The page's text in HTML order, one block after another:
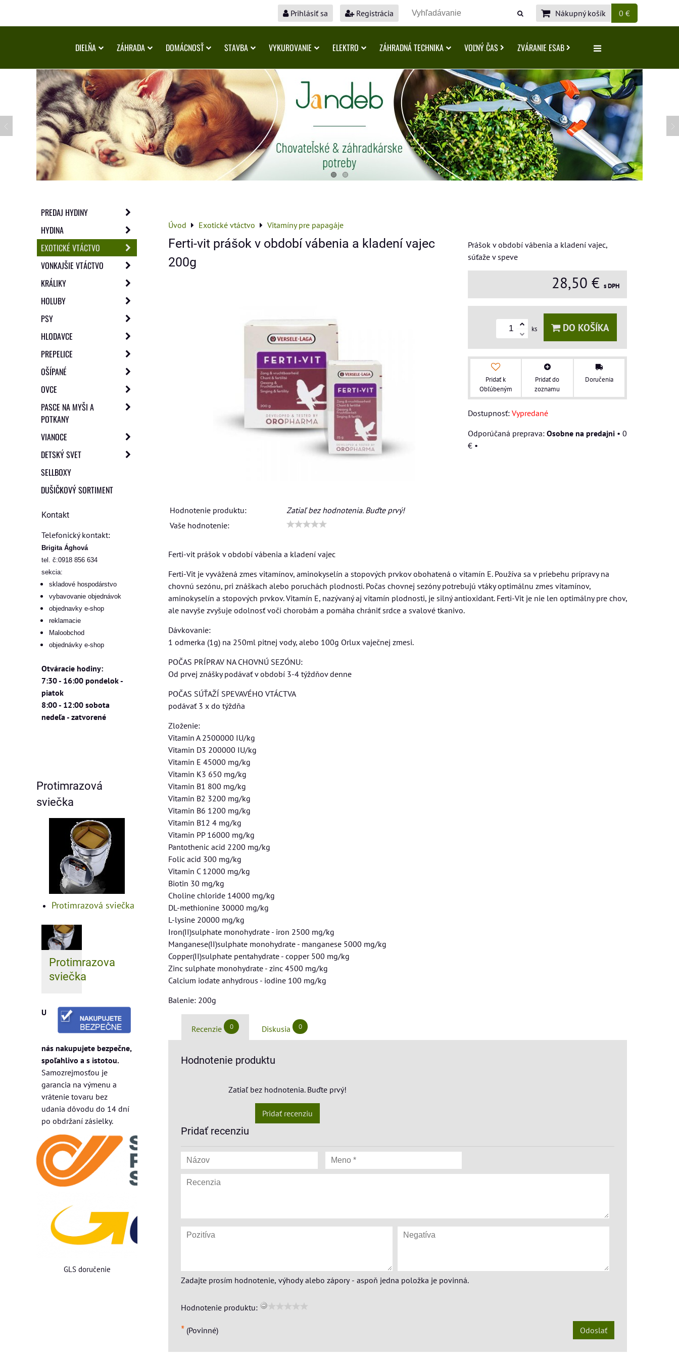
Prihlásiť sa Registrácia Nákupný košík 0 €
DIELŇA ZÁHRADA DOMÁCNOSŤ STAVBA VYKUROVANIE ELEKTRO ZÁHRADNÁ TECHNIKA VOĽNÝ ČAS ZVÁRANIE ESAB
Úvod Exotické vtáctvo Vitamíny pre papagáje
Ferti-vit prášok v období vábenia a kladení vajec
200g
Hodnotenie produktu:
Zatiaľ bez hodnotenia. Buďte prvý!
Vaše hodnotenie:
Prášok v období vábenia a kladení vajec,
súťaže v speve
28,50 € s DPH
ks DO KOŠÍKA
Pridať k
Obľúbeným
Pridať do
zoznamu
Doručenia
Dostupnosť: Vypredané
Osobne na predajni • 0
€ •
Ferti-vit prášok v období vábenia a kladení vajec
Ferti-Vit je vyvážená zmes vitamínov, aminokyselín a stopových prvkov obohatená o vitamín E. Používa sa v priebehu prípravy na
chovnú sezónu, pri znáškach alebo poruchách plodnosti. Počas chovnej sezóny potrebujú vtáky optimálnu zmes vitamínov,
aminokyselín a stopových prvkov. Vitamín E, nazývaný aj vitamín plodnosti, je silný antioxidant. Ferti-Vit je nie len optimálny pre chov,
ale navyše zvyšuje odolnosť voči chorobám a pomáha chrániť srdce a svalové tkanivo.
Dávkovanie:
1 odmerka (1g) na 250ml pitnej vody, alebo 100g Orlux vaječnej zmesi.
POČAS PRÍPRAV NA CHOVNÚ SEZÓNU:
Od prvej znášky podávať v období 3-4 týždňov denne
POČAS SÚŤAŽÍ SPEVAVÉHO VTÁCTVA
podávať 3 x do týždňa
Zloženie:
Vitamin A 2500000 IU/kg
Vitamin D3 200000 IU/kg
Vitamin E 45000 mg/kg
Vitamin K3 650 mg/kg
Vitamin B1 800 mg/kg
Vitamin B2 3200 mg/kg
Vitamin B6 1200 mg/kg
Vitamin B12 4 mg/kg
Vitamin PP 16000 mg/kg
Pantothenic acid 2200 mg/kg
Folic acid 300 mg/kg
Vitamin C 12000 mg/kg
Biotin 30 mg/kg
Choline chloride 14000 mg/kg
DL-methionine 30000 mg/kg
L-lysine 20000 mg/kg
Iron(II)sulphate monohydrate - iron 2500 mg/kg
Manganese(II)sulphate monohydrate - manganese 5000 mg/kg
Copper(II)sulphate pentahydrate - copper 500 mg/kg
Zinc sulphate monohydrate - zinc 4500 mg/kg
Calcium iodate anhydrous - iodine 100 mg/kg
Balenie: 200g
Recenzie 0 Diskusia 0
Hodnotenie produktu
Zatiaľ bez hodnotenia. Buďte prvý!
Pridať recenziu
Pridať recenziu
Zadajte prosím hodnotenie, výhody alebo zápory - aspoň jedna položka je povinná.
Hodnotenie produktu:
* (Povinné) Odoslať
PREDAJ HYDINY
HYDINA
EXOTICKÉ VTÁCTVO
VONKAJŠIE VTÁCTVO
KRÁLIKY
HOLUBY
PSY
HLODAVCE
PREPELICE
OŠÍPANÉ
OVCE
PASCE NA MYŠI A
POTKANY
VIANOCE
DETSKÝ SVET
SELLBOXY
DUŠIČKOVÝ SORTIMENT
Kontakt
Telefonický kontakt:
Brigita Ághová
tel. č:0918 856 634
sekcia:
skladové hospodárstvo
vybavovanie objednávok
objednavky e-shop
reklamacie
Maloobchod
objednávky e-shop
Otváracie hodiny:
7:30 - 16:00 pondelok -
piatok
8:00 - 12:00 sobota
nedeľa - zatvorené
Protimrazová
sviečka
Protimrazová sviečka
Protimrazova
sviečka
U
nás nakupujete bezpečne,
spoľahlivo a s istotou.
Samozrejmosťou je
garancia na výmenu a
vrátenie tovaru bez
udania dôvodu do 14 dní
po obdržaní zásielky.
GLS doručenie